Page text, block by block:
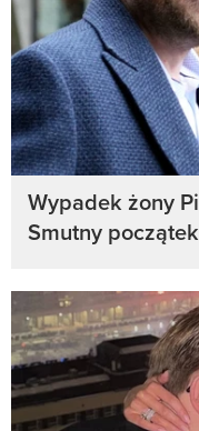
Wypadek żony
Smutny